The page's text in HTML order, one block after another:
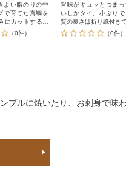
よい脂のりの中
で育てた真鯛を
にカットするだ
自由（0件）
旨味がギュッとつま
いしかタイ。小ぶり
質の良さは折り紙付きで
（0件）
プルに焼いたり、お刺身で味